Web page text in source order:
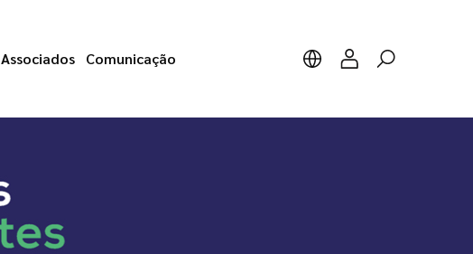
Associados Comunicação